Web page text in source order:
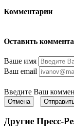
Комментарии
Оставить
Ваше имя
Ваш email
Введите Ваш
Отмена
Другие Пресс-